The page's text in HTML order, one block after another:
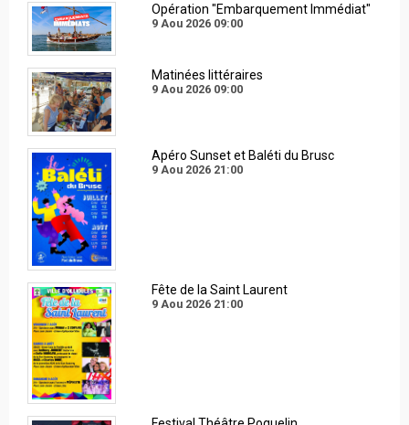
Opération "Embarquement Immédiat"
9 Aou 2026 09:00
Matinées littéraires
9 Aou 2026 09:00
Apéro Sunset et Baléti du Brusc
9 Aou 2026 21:00
Fête de la Saint Laurent
9 Aou 2026 21:00